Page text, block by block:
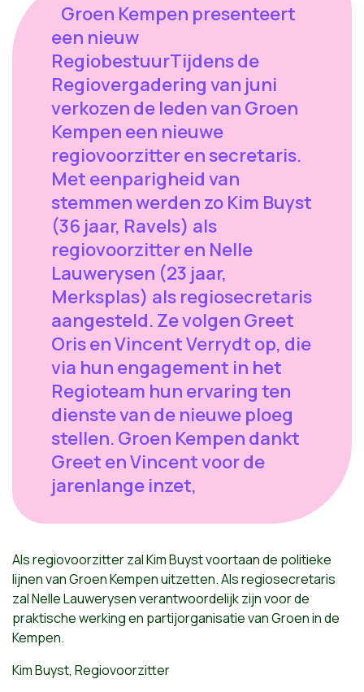
Groen Kempen presenteert
een nieuw
RegiobestuurTijdens de
Regiovergadering van juni
verkozen de leden van Groen
Kempen een nieuwe
regiovoorzitter en secretaris.
Met eenparigheid van
stemmen werden zo Kim Buyst
(36 jaar, Ravels) als
regiovoorzitter en Nelle
Lauwerysen (23 jaar,
Merksplas) als regiosecretaris
aangesteld. Ze volgen Greet
Oris en Vincent Verrydt op, die
via hun engagement in het
Regioteam hun ervaring ten
dienste van de nieuwe ploeg
stellen. Groen Kempen dankt
Greet en Vincent voor de
jarenlange inzet,
Als regiovoorzitter zal Kim Buyst voortaan de politieke
lijnen van Groen Kempen uitzetten. Als regiosecretaris
zal Nelle Lauwerysen verantwoordelijk zijn voor de
praktische werking en partijorganisatie van Groen in de
Kempen.
Kim Buyst, Regiovoorzitter